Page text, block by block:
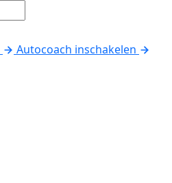
Autocoach inschakelen